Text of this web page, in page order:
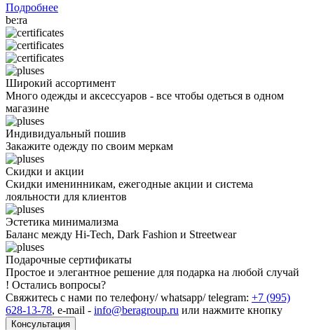
Подробнее
be:ra
Широкий ассортимент
Много одежды и аксессуаров - все чтобы одеться в одном
магазине
Индивидуальный пошив
Закажите одежду по своим меркам
Скидки и акции
Скидки именинникам, ежегодные акции и система
лояльности для клиентов
Эстетика минимализма
Баланс между Hi-Tech, Dark Fashion и Streetwear
Подарочные сертификаты
Простое и элегантное решение для подарка на любой случай
! Остались вопросы?
Свяжитесь с нами по телефону/ whatsapp/ telegram: +7 (995)
628-13-78, e-mail - info@beragroup.ru или нажмите кнопку
Консультация